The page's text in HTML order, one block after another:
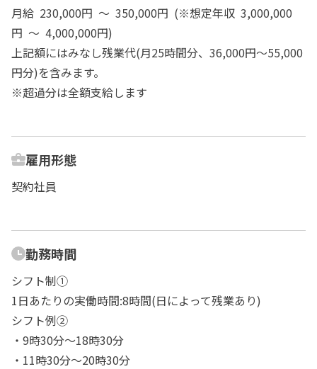
月給 230,000円 ～ 350,000円 (※想定年収 3,000,000
円 ～ 4,000,000円)
上記額にはみなし残業代(月25時間分、36,000円～55,000
円分)を含みます。
※超過分は全額支給します
雇用形態
契約社員
勤務時間
シフト制①
1日あたりの実働時間:8時間(日によって残業あり)
シフト例②
・9時30分～18時30分
・11時30分～20時30分